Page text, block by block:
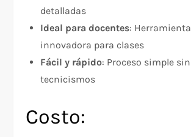
detalladas
Ideal para docentes:
innovadora para clases
Fácil y rápido: Proceso simple sin
tecnicismos
Costo: